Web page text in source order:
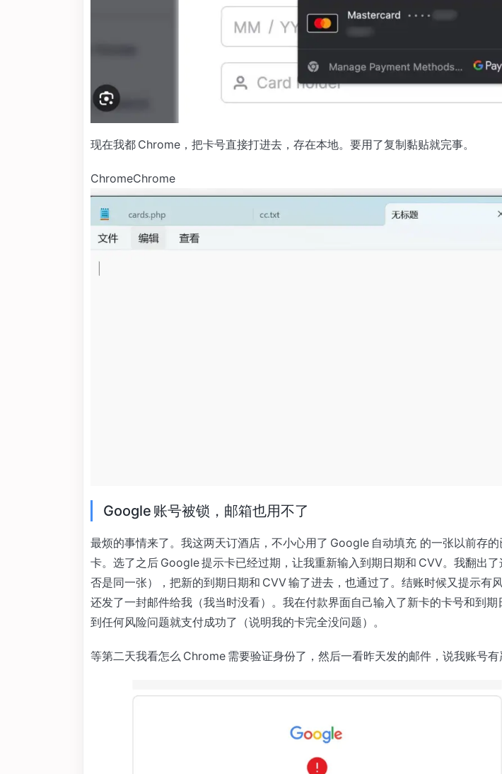
现在我都 Chrome，把卡号直接打进去，存在本地。要用了复制黏贴就完事。
ChromeChrome
Google 账号被锁，邮箱也用不了
最烦的事情来了。我这两天订酒店，不小心用了 Google 自动填充 的一张以前存
卡。选了之后 Google 提示卡已经过期，让我重新输入到期日期和 CVV。我翻出
否是同一张），把新的到期日期和 CVV 输了进去，也通过了。结账时候又提示有
还发了一封邮件给我（我当时没看）。我在付款界面自己输入了新卡的卡号和到期
到任何风险问题就支付成功了（说明我的卡完全没问题）。
等第二天我看怎么 Chrome 需要验证身份了，然后一看昨天发的邮件，说我账号有